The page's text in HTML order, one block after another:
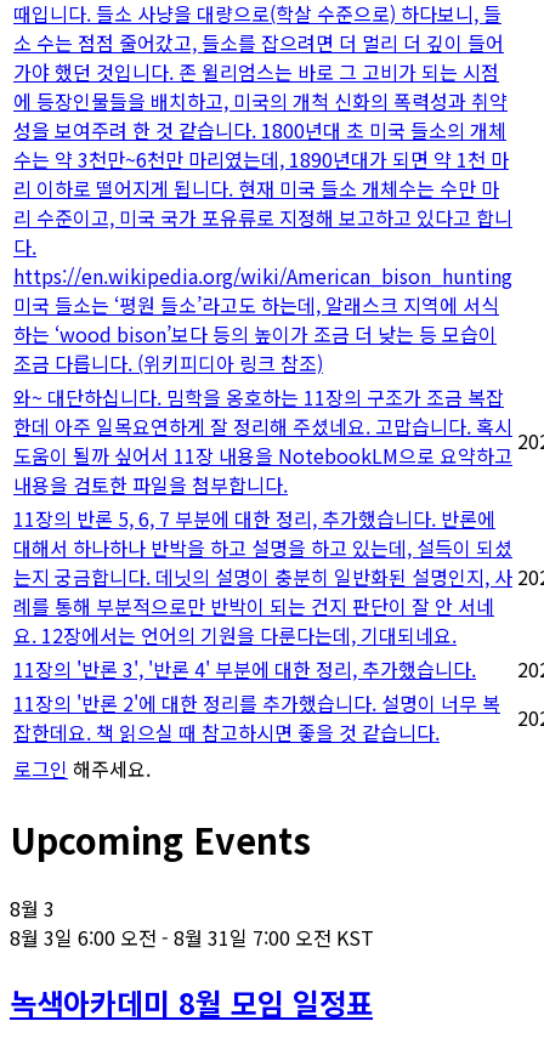
때입니다. 들소 사냥을 대량으로(학살 수준으로) 하다보니, 들
소 수는 점점 줄어갔고, 들소를 잡으려면 더 멀리 더 깊이 들어
가야 했던 것입니다. 존 윌리엄스는 바로 그 고비가 되는 시점
에 등장인물들을 배치하고, 미국의 개척 신화의 폭력성과 취약
성을 보여주려 한 것 같습니다. 1800년대 초 미국 들소의 개체
수는 약 3천만~6천만 마리였는데, 1890년대가 되면 약 1천 마
리 이하로 떨어지게 됩니다. 현재 미국 들소 개체수는 수만 마
리 수준이고, 미국 국가 포유류로 지정해 보고하고 있다고 합니
다.
https://en.wikipedia.org/wiki/American_bison_hunting
미국 들소는 ‘평원 들소’라고도 하는데, 알래스크 지역에 서식
하는 ‘wood bison’보다 등의 높이가 조금 더 낮는 등 모습이
조금 다릅니다. (위키피디아 링크 참조)
와~ 대단하십니다. 밈학을 옹호하는 11장의 구조가 조금 복잡
한데 아주 일목요연하게 잘 정리해 주셨네요. 고맙습니다. 혹시
도움이 될까 싶어서 11장 내용을 NotebookLM으로 요약하고
내용을 검토한 파일을 첨부합니다.
11장의 반론 5, 6, 7 부분에 대한 정리, 추가했습니다. 반론에
대해서 하나하나 반박을 하고 설명을 하고 있는데, 설득이 되셨
는지 궁금합니다. 데닛의 설명이 충분히 일반화된 설명인지, 사
례를 통해 부분적으로만 반박이 되는 건지 판단이 잘 안 서네
요. 12장에서는 언어의 기원을 다룬다는데, 기대되네요.
11장의 '반론 3', '반론 4' 부분에 대한 정리, 추가했습니다.
11장의 '반론 2'에 대한 정리를 추가했습니다. 설명이 너무 복
잡한데요. 책 읽으실 때 참고하시면 좋을 것 같습니다.
로그인 해주세요.
Upcoming Events
8월 3
8월 3일 6:00 오전 - 8월 31일 7:00 오전 KST
녹색아카데미 8월 모임 일정표